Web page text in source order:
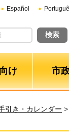
Español
け 市
引き・カレンダー